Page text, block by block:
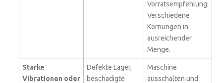
Vorratsempfehlung:
Verschiedene
Körnungen in
ausreichender
Menge.
Starke
Vibrationen oder
Defekte Lager,
beschädigte
Maschine
ausschalten und